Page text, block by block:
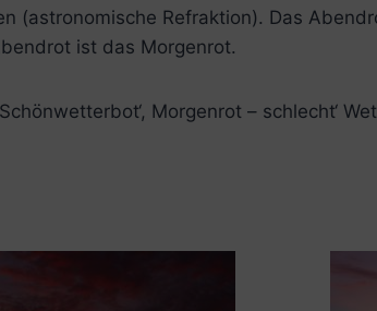
(astronomische Refraktion). Das
ist das Morgenrot.
Morgenrot – schlecht‘